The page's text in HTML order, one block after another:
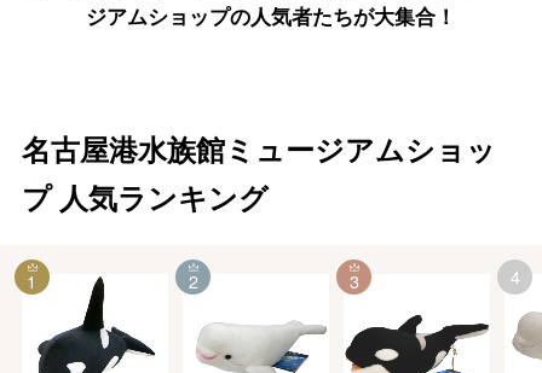
ジアムショップの人気者たちが大集合！
名古屋港水族館ミュージアムショッ
プ 人気ランキング
1 2 3 4